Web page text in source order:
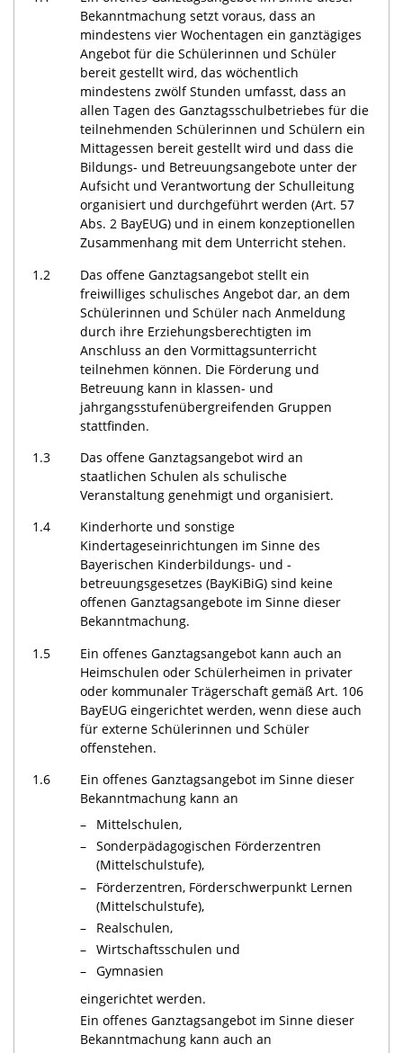
Bekanntmachung setzt voraus, dass an
mindestens vier Wochentagen ein ganztägiges
Angebot für die Schülerinnen und Schüler
bereit gestellt wird, das wöchentlich
mindestens zwölf Stunden umfasst, dass an
allen Tagen des Ganztagsschulbetriebes für die
teilnehmenden Schülerinnen und Schülern ein
Mittagessen bereit gestellt wird und dass die
Bildungs- und Betreuungsangebote unter der
Aufsicht und Verantwortung der Schulleitung
organisiert und durchgeführt werden (Art. 57
Abs. 2 BayEUG) und in einem konzeptionellen
Zusammenhang mit dem Unterricht stehen.
1.2
Das offene Ganztagsangebot stellt ein
freiwilliges schulisches Angebot dar, an dem
Schülerinnen und Schüler nach Anmeldung
durch ihre Erziehungsberechtigten im
Anschluss an den Vormittagsunterricht
teilnehmen können. Die Förderung und
Betreuung kann in klassen- und
jahrgangsstufenübergreifenden Gruppen
stattfinden.
1.3
Das offene Ganztagsangebot wird an
staatlichen Schulen als schulische
Veranstaltung genehmigt und organisiert.
1.4
Kinderhorte und sonstige
Kindertageseinrichtungen im Sinne des
Bayerischen Kinderbildungs- und -
betreuungsgesetzes (BayKiBiG) sind keine
offenen Ganztagsangebote im Sinne dieser
Bekanntmachung.
1.5
Ein offenes Ganztagsangebot kann auch an
Heimschulen oder Schülerheimen in privater
oder kommunaler Trägerschaft gemäß Art. 106
BayEUG eingerichtet werden, wenn diese auch
für externe Schülerinnen und Schüler
offenstehen.
1.6
Ein offenes Ganztagsangebot im Sinne dieser
Bekanntmachung kann an
–
Mittelschulen,
– Sonderpädagogischen Förderzentren
(Mittelschulstufe),
–
Förderzentren, Förderschwerpunkt Lernen
(Mittelschulstufe),
–
Realschulen,
– Wirtschaftsschulen und
– Gymnasien
eingerichtet werden.
Ein offenes Ganztagsangebot im Sinne dieser
Bekanntmachung kann auch an